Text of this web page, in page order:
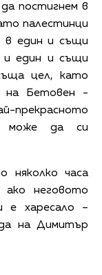
постигнем в
палестинци
в един и същи
един и същи
цел, като
на Бетовен -
може да си
няколко часа
неговото
е харесало –
на Димитър